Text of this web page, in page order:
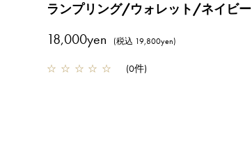
ランプリング/ウォレット/ネイビー
18,000yen (税込 19,800yen)
☆ ☆ ☆ ☆ ☆ (0件)